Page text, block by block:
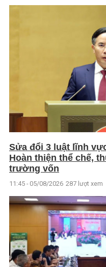
Sửa đổi 3 luật lĩnh
Hoàn thiện thể chế,
trường vốn
11:45 - 05/08/2026 287 lượt xem